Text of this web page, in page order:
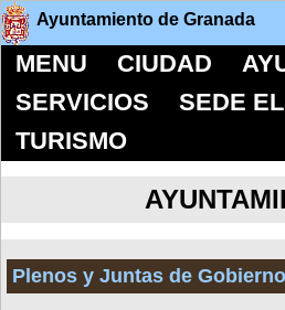
Ayuntamiento de Granada
MENU CIUDAD
SERVICIOS
SEDE
TURISMO
Plenos y Juntas de Gobierno